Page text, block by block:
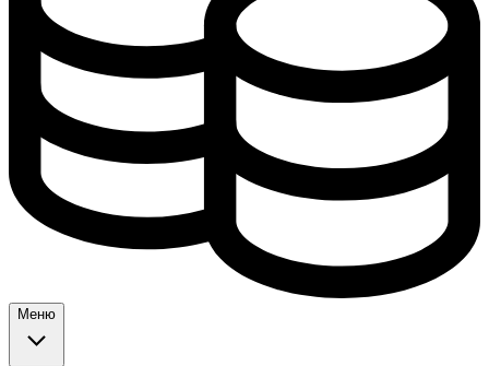
Меню